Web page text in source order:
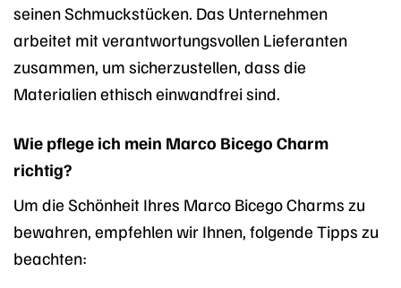
seinen Schmuckstücken. Das Unternehmen
arbeitet mit verantwortungsvollen Lieferanten
zusammen, um sicherzustellen, dass die
Materialien ethisch einwandfrei sind.
Wie pflege ich mein Marco Bicego Charm
richtig?
Um die Schönheit Ihres Marco Bicego Charms zu
bewahren, empfehlen wir Ihnen, folgende Tipps zu
beachten: